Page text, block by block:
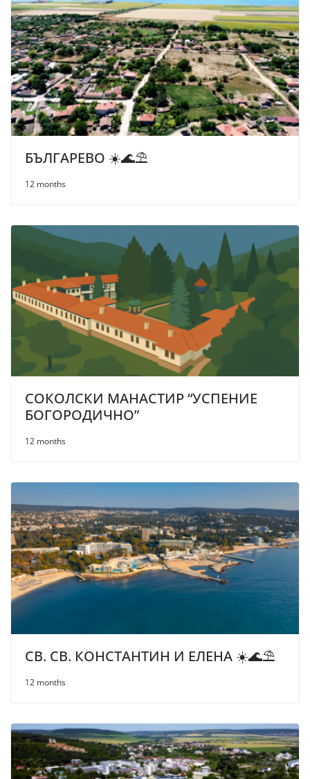
БЪЛГАРЕВО ☀️🌊⛱
12 months
СОКОЛСКИ МАНАСТИР “УСПЕНИЕ
БОГОРОДИЧНО”
12 months
СВ. СВ. КОНСТАНТИН И ЕЛЕНА ☀️🌊⛱
12 months